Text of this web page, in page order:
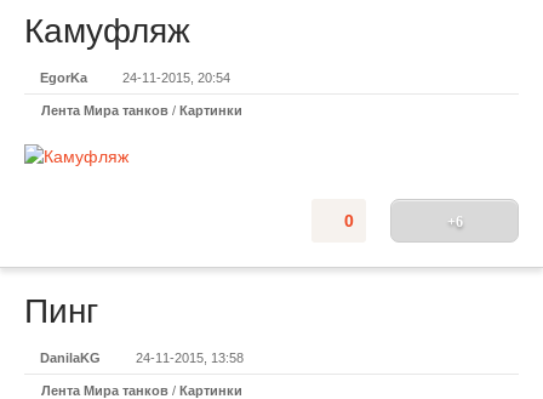
Камуфляж
EgorKa 24-11-2015, 20:54
Лента Мира танков / Картинки
+6
0
Пинг
DanilaKG 24-11-2015, 13:58
Лента Мира танков / Картинки